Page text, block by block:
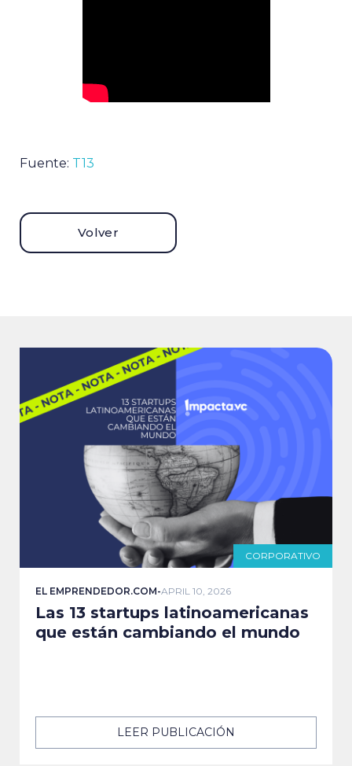
Fuente: T13
Volver
CORPORATIVO
EL EMPRENDEDOR.COM-APRIL 10, 2026
Las 13 startups latinoamericanas
que están cambiando el mundo
LEER PUBLICACIÓN